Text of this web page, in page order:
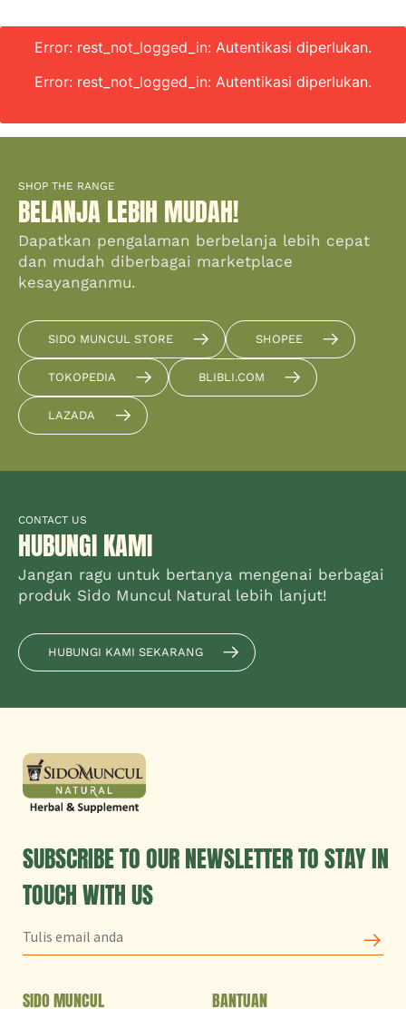
Error: rest_not_logged_in: Autentikasi diperlukan.
Error: rest_not_logged_in: Autentikasi diperlukan.
SHOP THE RANGE
BELANJA LEBIH MUDAH!
Dapatkan pengalaman berbelanja lebih cepat
dan mudah diberbagai marketplace
kesayanganmu.
SIDO MUNCUL STORE SHOPEE
TOKOPEDIA BLIBLI.COM
LAZADA
CONTACT US
HUBUNGI KAMI
Jangan ragu untuk bertanya mengenai berbagai
produk Sido Muncul Natural lebih lanjut!
HUBUNGI KAMI SEKARANG
SUBSCRIBE TO OUR NEWSLETTER TO STAY IN
TOUCH WITH US
SIDO MUNCUL BANTUAN